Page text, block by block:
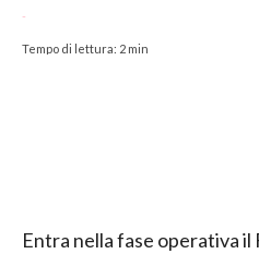
-
Tempo di lettura: 2 min
Entra nella fase operativa il